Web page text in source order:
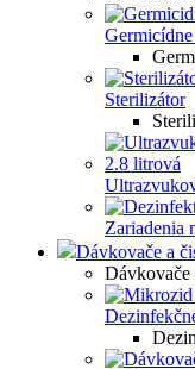
Sterilizátor
Zariadenia
Dávkovače a
Dávkovače